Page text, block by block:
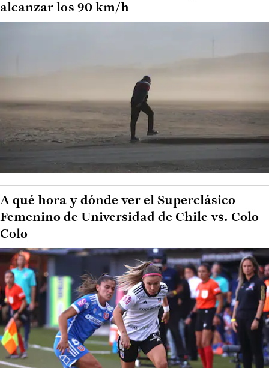
alcanzar los 90 km/h
A qué hora y dónde ver el Superclásico
Femenino de Universidad de Chile vs. Colo
Colo